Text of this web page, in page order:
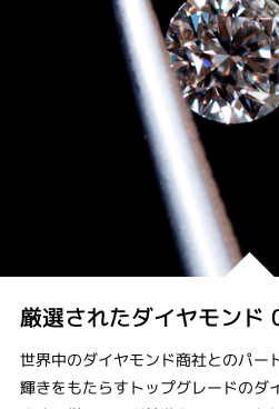
厳選されたダイヤモン
世界中のダイヤモンド商社とのパー
輝きをもたらすトップグレードのダ